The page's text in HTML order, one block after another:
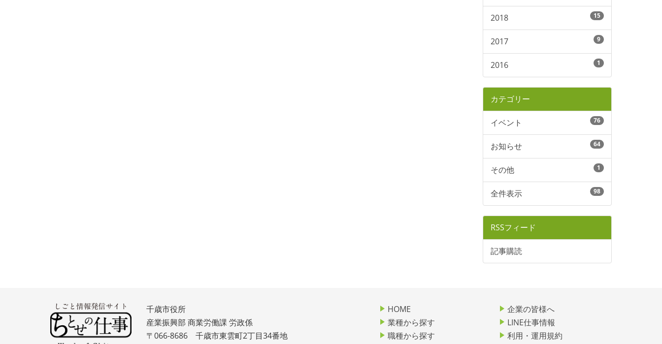
2018 15
2017 9
2016 1
カテゴリー
イベント 76
お知らせ 64
その他 1
全件表示 98
RSSフィード
記事購読
千歳市役所
産業振興部 商業労働課 労政係
〒066-8686 千歳市東雲町2丁目34番地
HOME
業種から探す
職種から探す
企業の皆様へ
LINE仕事情報
利用・運用規約